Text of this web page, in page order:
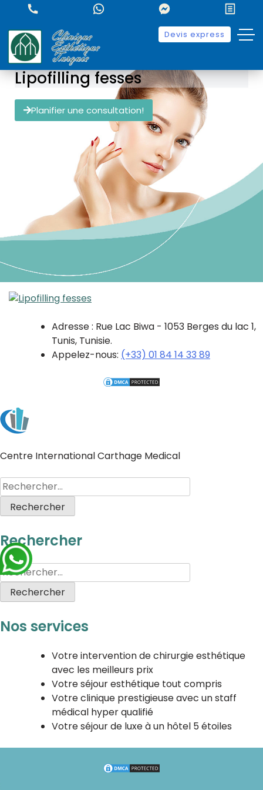
Devis express
Lipofilling fesses
Planifier une consultation!
Adresse : Rue Lac Biwa - 1053 Berges du lac 1,
Tunis, Tunisie.
Appelez-nous: (+33) 01 84 14 33 89
Centre International Carthage Medical
Rechercher
Nos services
Votre intervention de chirurgie esthétique
avec les meilleurs prix
Votre séjour esthétique tout compris
Votre clinique prestigieuse avec un staff
médical hyper qualifié
Votre séjour de luxe à un hôtel 5 étoiles